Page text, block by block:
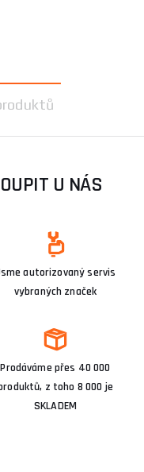
U NÁS
autorizovaný servis
vybraných značek
Prodáváme přes 40 000
z toho 8 000 je
SKLADEM